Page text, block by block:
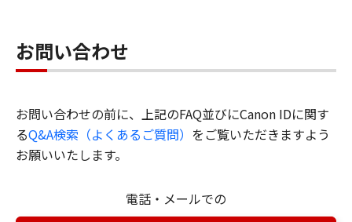
お問い合わせ
お問い合わせの前に、上記のFAQ並びにCanon IDに関す
るQ&A検索（よくあるご質問） をご覧いただきますよう
お願いいたします。
電話・メールでの